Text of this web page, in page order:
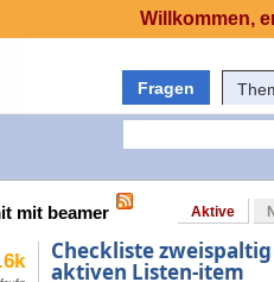
Fragen
mit beamer Aktive
Checkliste
aktiven Listen-item
Willkommen,